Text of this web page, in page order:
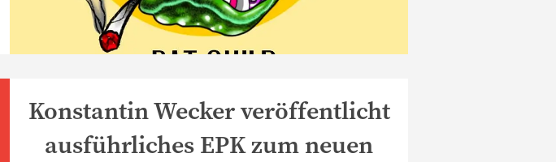
Konstantin Wecker veröffentlicht
ausführliches EPK zum neuen